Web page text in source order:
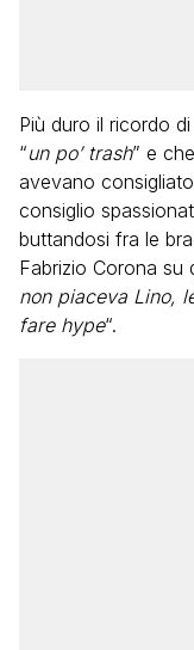
Più duro il ricordo di
“un po’ trash” e
avevano
consiglio
buttandosi fra le
Fabrizio Corona su
non piaceva Lino,
fare hype“.